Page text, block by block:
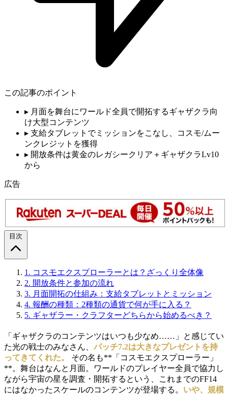
この記事のポイント
▸ 月面を舞台にワールド全員で開拓するギャザクラ向
け大型コンテンツ
▸ 支給タブレットでミッションをこなし、コスモ/ムー
ンクレジットを獲得
▸ 開放条件は黄金のレガシークリア＋ギャザクラLv10
から
広告
目次
1. コスモエクスプローラーとは？ざっくり全体像
2. 開放条件と参加の流れ
3. 月面開拓の仕組み：支給タブレットとミッション
4. 報酬の種類：2種類の通貨で何が手に入る？
5. ギャザラー・クラフターどちらから始めるべき？
「ギャザクラのコンテンツはいつも少なめ……」と感じてい
た光の戦士のみなさん、 パッチ7.2は大きなプレゼントを持
ってきてくれた。
その名も**「コスモエクスプローラー」
**。舞台はなんと月面。ワールドのプレイヤー全員で協力し
ながら宇宙の星を調査・開拓するという、これまでのFF14
にはなかったスケールのコンテンツが登場する。 いや、規模